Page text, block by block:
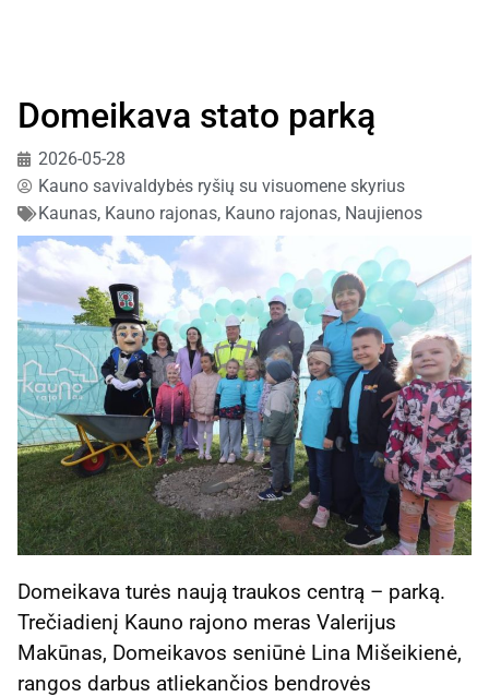
Domeikava stato parką
2026-05-28
Kauno savivaldybės ryšių su visuomene skyrius
Kaunas, Kauno rajonas, Kauno rajonas, Naujienos
Domeikava turės naują traukos centrą – parką.
Trečiadienį Kauno rajono meras Valerijus
Makūnas, Domeikavos seniūnė Lina Mišeikienė,
rangos darbus atliekančios bendrovės